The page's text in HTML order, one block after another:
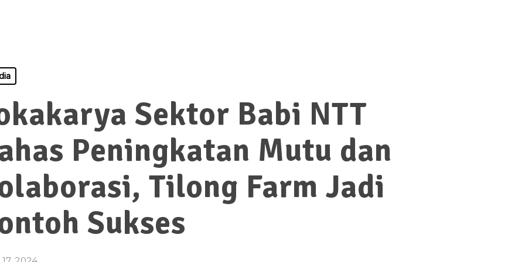
Sektor Babi NTT
Peningkatan Mutu dan
Tilong Farm Jadi
Sukses